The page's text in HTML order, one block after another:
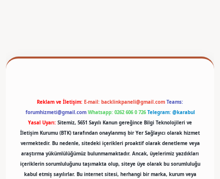
Reklam ve İletişim: E-mail: backlinkpaneli@gmail.com Teams:
forumhizmeti@gmail.com Whatsapp: 0262 606 0 726 Telegram: @karabul
Yasal Uyarı: Sitemiz, 5651 Sayılı Kanun gereğince Bilgi Teknolojileri ve
İletişim Kurumu (BTK) tarafından onaylanmış bir Yer Sağlayıcı olarak hizmet
vermektedir. Bu nedenle, sitedeki içerikleri proaktif olarak denetleme veya
araştırma yükümlülüğümüz bulunmamaktadır. Ancak, üyelerimiz yazdıkları
içeriklerin sorumluluğunu taşımakta olup, siteye üye olarak bu sorumluluğu
kabul etmiş sayılırlar. Bu internet sitesi, herhangi bir marka, kurum veya